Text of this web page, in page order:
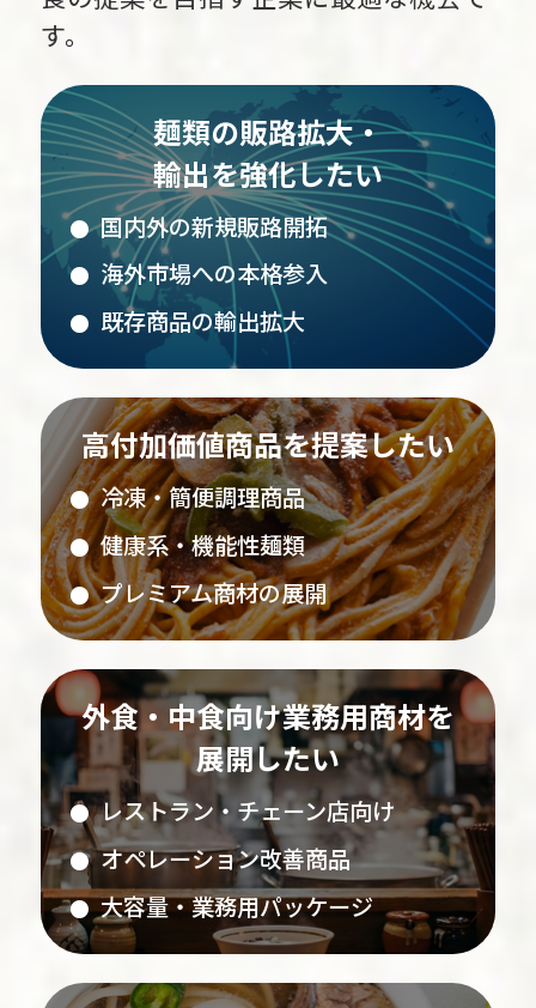
す。
麺類の販路拡大・
輸出を強化したい
国内外の新規販路開拓
海外市場への本格参入
既存商品の輸出拡大
高付加価値商品を提案したい
冷凍・簡便調理商品
健康系・機能性麺類
プレミアム商材の展開
外食・中食向け業務用商材を
展開したい
レストラン・チェーン店向け
オペレーション改善商品
大容量・業務用パッケージ